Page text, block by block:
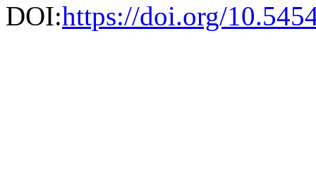
DOI:https://doi.org/